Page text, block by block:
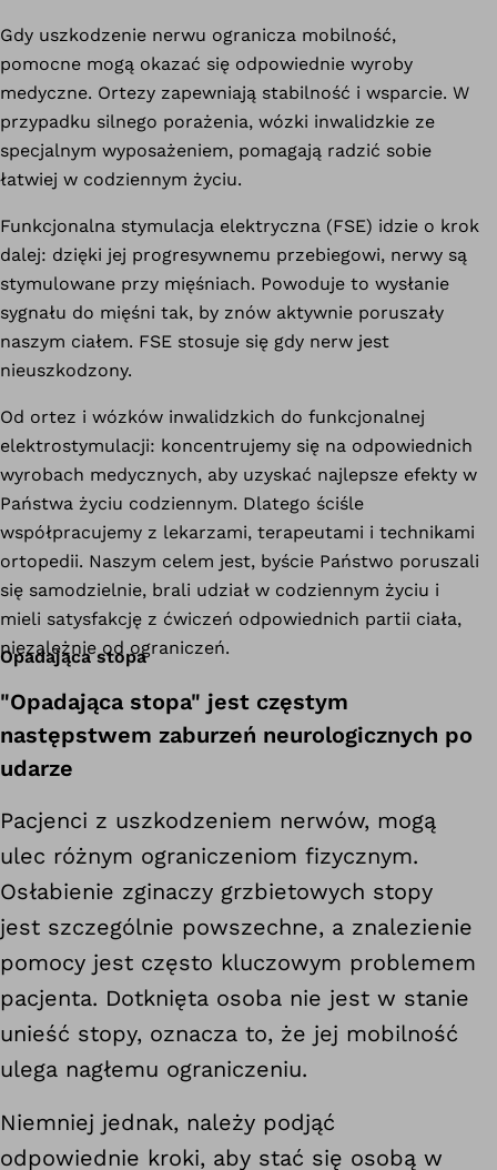
Gdy uszkodzenie nerwu ogranicza mobilność,
pomocne mogą okazać się odpowiednie wyroby
medyczne. Ortezy zapewniają stabilność i wsparcie. W
przypadku silnego porażenia, wózki inwalidzkie ze
specjalnym wyposażeniem, pomagają radzić sobie
łatwiej w codziennym życiu.
Funkcjonalna stymulacja elektryczna (FSE) idzie o krok
dalej: dzięki jej progresywnemu przebiegowi, nerwy są
stymulowane przy mięśniach. Powoduje to wysłanie
sygnału do mięśni tak, by znów aktywnie poruszały
naszym ciałem. FSE stosuje się gdy nerw jest
nieuszkodzony.
Od ortez i wózków inwalidzkich do funkcjonalnej
elektrostymulacji: koncentrujemy się na odpowiednich
wyrobach medycznych, aby uzyskać najlepsze efekty w
Państwa życiu codziennym. Dlatego ściśle
współpracujemy z lekarzami, terapeutami i technikami
ortopedii. Naszym celem jest, byście Państwo poruszali
się samodzielnie, brali udział w codziennym życiu i
mieli satysfakcję z ćwiczeń odpowiednich partii ciała,
niezależnie od ograniczeń.
Opadająca stopa
"Opadająca stopa" jest częstym
następstwem zaburzeń neurologicznych po
udarze
Pacjenci z uszkodzeniem nerwów, mogą
ulec różnym ograniczeniom fizycznym.
Osłabienie zginaczy grzbietowych stopy
jest szczególnie powszechne, a znalezienie
pomocy jest często kluczowym problemem
pacjenta. Dotknięta osoba nie jest w stanie
unieść stopy, oznacza to, że jej mobilność
ulega nagłemu ograniczeniu.
Niemniej jednak, należy podjąć
odpowiednie kroki, aby stać się osobą w